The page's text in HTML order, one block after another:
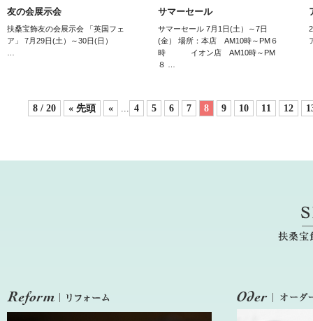
友の会展示会
扶桑宝飾友の会展示会 「英国フェ
ア」 7月29日(土）～30日(日）
サマーセール
サマーセール 7月1日(土）～7日
(金） 場所：本店 AM10時～PM６
時 イオン店 AM10時～PM
８ …
8 / 20 « 先頭 « ... 4 5 6 7 8 9 10 11 12